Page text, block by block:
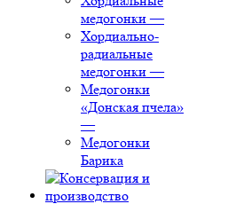
медогонки —
Хордиально-
радиальные
медогонки —
Медогонки
«Донская пчела»
—
Медогонки
Барика